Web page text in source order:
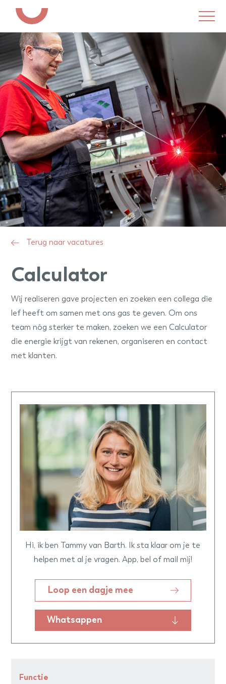
Terug naar vacatures
Calculator
Wij realiseren gave projecten en zoeken een collega die
lef heeft om samen met ons gas te geven. Om ons
team nóg sterker te maken, zoeken we een Calculator
die energie krijgt van rekenen, organiseren en contact
met klanten.
Hi, ik ben Tammy van Barth. Ik sta klaar om je te
helpen met al je vragen. App, bel of mail mij!
Loop een dagje mee
Whatsappen
Functie